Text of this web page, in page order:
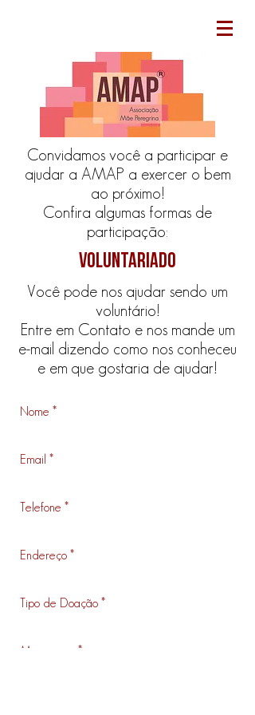
Convidamos você a participar e
ajudar a AMAP a exercer o bem
ao próximo!
Confira algumas formas de
participação:
voluntariado
Você pode nos ajudar sendo um
voluntário!
Entre em Contato e nos mande um
e-mail dizendo como nos conheceu
e em que gostaria de ajudar!